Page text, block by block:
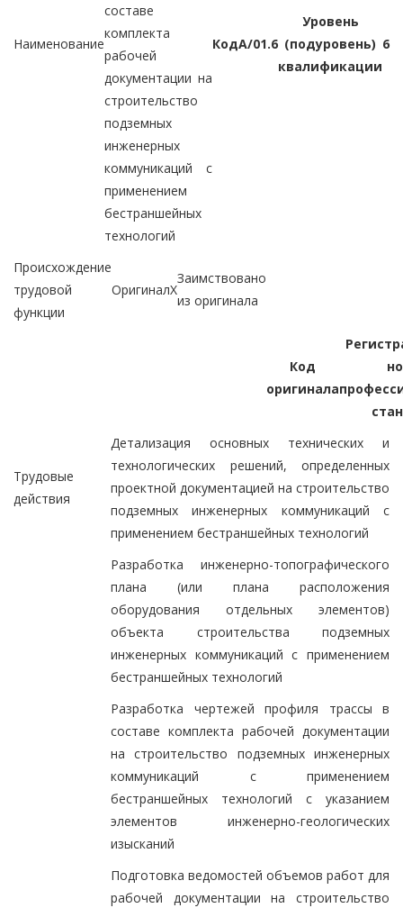
Наименование
составе
комплекта
рабочей
документации на
строительство
подземных
инженерных
коммуникаций с
применением
бестраншейных
технологий
КодA/01.6
Уровень
(подуровень)
квалификации
6
Происхождение
трудовой
функции
ОригиналX
Заимствовано
из оригинала
Код
оригинала
Трудовые
действия
Детализация основных технических и
технологических решений, определенных
проектной документацией на строительство
подземных инженерных коммуникаций с
применением бестраншейных технологий
Разработка инженерно-топографического
плана (или плана расположения
оборудования отдельных элементов)
объекта строительства подземных
инженерных коммуникаций с применением
бестраншейных технологий
Разработка чертежей профиля трассы в
составе комплекта рабочей документации
на строительство подземных инженерных
коммуникаций с применением
бестраншейных технологий с указанием
элементов инженерно-геологических
изысканий
Подготовка ведомостей объемов работ для
рабочей документации на строительство